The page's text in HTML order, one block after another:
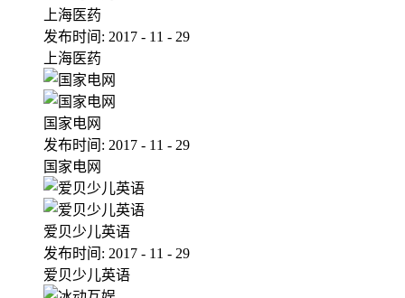
上海医药
发布时间: 2017 - 11 - 29
上海医药
国家电网
发布时间: 2017 - 11 - 29
国家电网
爱贝少儿英语
发布时间: 2017 - 11 - 29
爱贝少儿英语